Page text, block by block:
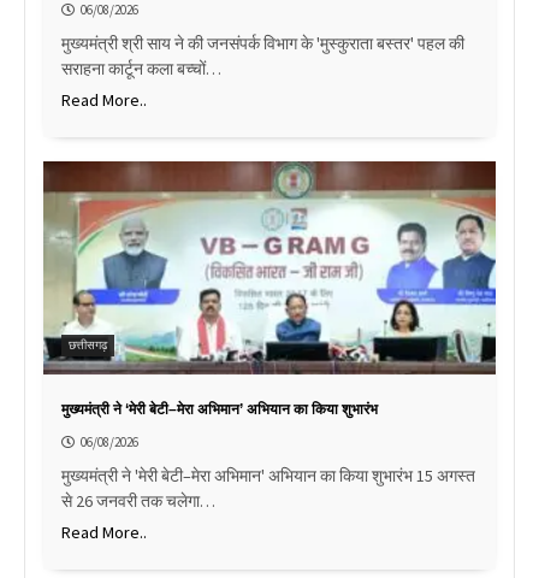
06/08/2026
मुख्यमंत्री श्री साय ने की जनसंपर्क विभाग के 'मुस्कुराता बस्तर' पहल की
सराहना कार्टून कला बच्चों…
Read More..
छत्तीसगढ़
मुख्यमंत्री ने ‘मेरी बेटी–मेरा अभिमान’ अभियान का किया शुभारंभ
06/08/2026
मुख्यमंत्री ने 'मेरी बेटी–मेरा अभिमान' अभियान का किया शुभारंभ 15 अगस्त
से 26 जनवरी तक चलेगा…
Read More..